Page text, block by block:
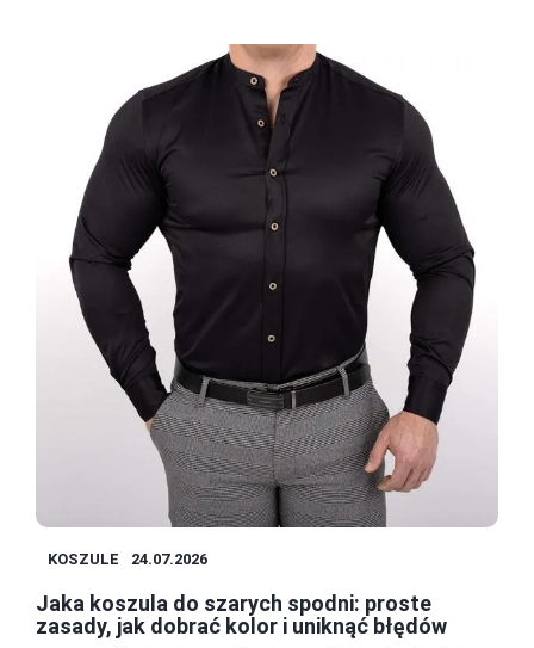
KOSZULE 24.07.2026
Jaka koszula do szarych spodni: proste
zasady, jak dobrać kolor i uniknąć błędów